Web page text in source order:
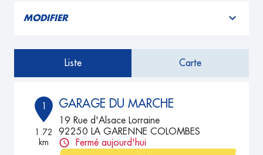
MODIFIER
Liste Carte
1
1.72
km
GARAGE DU MARCHE
19 Rue d'Alsace Lorraine
92250 LA GARENNE COLOMBES
Fermé aujourd'hui